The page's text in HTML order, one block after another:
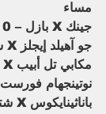
مساء
جينك X بازل – 10 مساء
جو آهيلد إيجلز X شتوتجارت – 10 مساء
مكابي تل أبيب X ليون – 10 مساء
نوتينجهام فورست X مالمو – 10 مساء
باناثينايكوس X شتورم جراتس – 10 مساء